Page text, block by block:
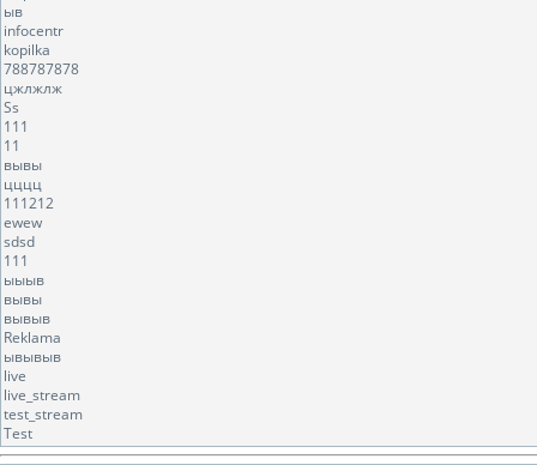
ыв
infocentr
kopilka
788787878
цжлжлж
Ss
111
11
вывы
цццц
111212
ewew
sdsd
111
ыыыв
вывы
вывыв
Reklama
ывывыв
live
live_stream
test_stream
Test